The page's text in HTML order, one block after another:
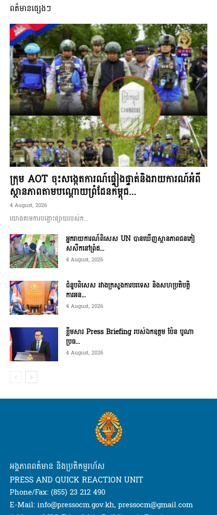
ពត៌មានផ្សេងៗ
ក្រុម AOT ចុះសង្កេតការណ៍ផ្ទៀងផ្ទាត់និងរាយការណ៍អំពី
ស្ថានភាពតាមបណ្តោយព្រំដែនកម្ពុជ...
4 August, 2026
យោងតាមការបង្ហោះផ្សាយរបស់ក...
អ្នករាយការណ៍ពិសេស UN បានឃើញស្ថានភាពជនភៀ
សសឹកនៅព្រំដ...
4 August, 2026
ជំនួបពិសេស រវាងក្រសួងការបរទេស និងសហប្រតិបត្តិ
ការអន...
4 August, 2026
ខ្លឹមសារ Press Briefing របស់ឯកឧត្តម ប៉ែន បូណា
ប្រធ...
4 August, 2026
អង្គភាពពត៌មាន និងប្រតិកម្មរហ័ស
PRESS AND QUICK REACTION UNIT
Phone/Fax: (855) 23 212 490
E-Mail: info@pressocm.gov.kh, pressocm@gmail.com